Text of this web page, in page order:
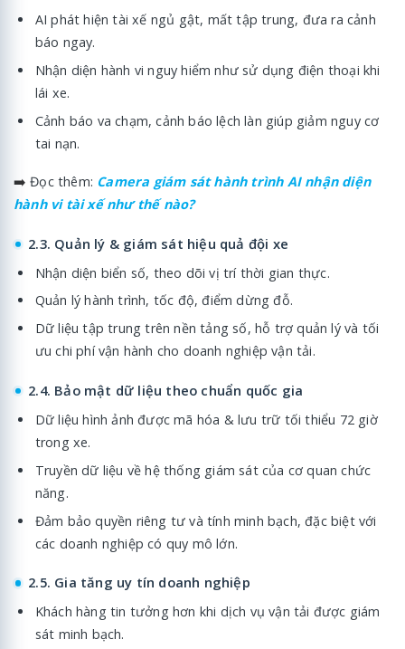
AI phát hiện tài xế ngủ gật, mất tập trung, đưa ra cảnh
báo ngay.
Nhận diện hành vi nguy hiểm như sử dụng điện thoại khi
lái xe.
Cảnh báo va chạm, cảnh báo lệch làn giúp giảm nguy cơ
tai nạn.
➡️Đọc thêm: Camera giám sát hành trình AI nhận diện
hành vi tài xế như thế nào?
2.3. Quản lý & giám sát hiệu quả đội xe
Nhận diện biển số, theo dõi vị trí thời gian thực.
Quản lý hành trình, tốc độ, điểm dừng đỗ.
Dữ liệu tập trung trên nền tảng số, hỗ trợ quản lý và tối
ưu chi phí vận hành cho doanh nghiệp vận tải.
2.4. Bảo mật dữ liệu theo chuẩn quốc gia
Dữ liệu hình ảnh được mã hóa & lưu trữ tối thiểu 72 giờ
trong xe.
Truyền dữ liệu về hệ thống giám sát của cơ quan chức
năng.
Đảm bảo quyền riêng tư và tính minh bạch, đặc biệt với
các doanh nghiệp có quy mô lớn.
2.5. Gia tăng uy tín doanh nghiệp
Khách hàng tin tưởng hơn khi dịch vụ vận tải được giám
sát minh bạch.